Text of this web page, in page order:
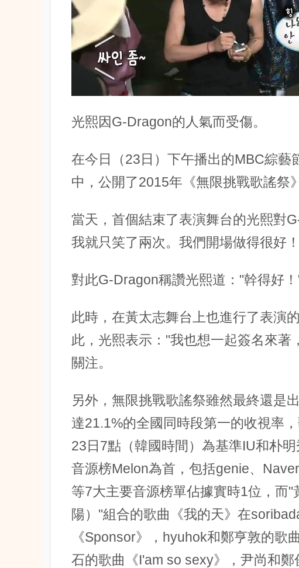
光熙因G-Dragon的人氣而受傷。
在今日（23日）下午播出的MBC綜藝
中，公開了2015年《無限挑戰歌謠祭
當天，首個結束了表演舞台的光熙對
我就只笑了兩次。我們開場做得很好
對此G-Dragon稱讚光熙道："幹得好
此時，在黃太志舞台上也進行了表演
此，光熙表示："我也想一起簽名來著
關注。
另外，無限挑戰歌謠祭雖然最終還是
達21.1%的全國同時段第一的收視率
23日7點（韓國時間）為基準IU和朴
音源榜Melon為首，包括genie、
等7大主要音源榜單佔據實時1位，而
陽）"組合的歌曲《我的天》在
《Sponsor》，hyuhok和鄭亨敦的歌
石的歌曲《I'am so sexy》，尹尚和